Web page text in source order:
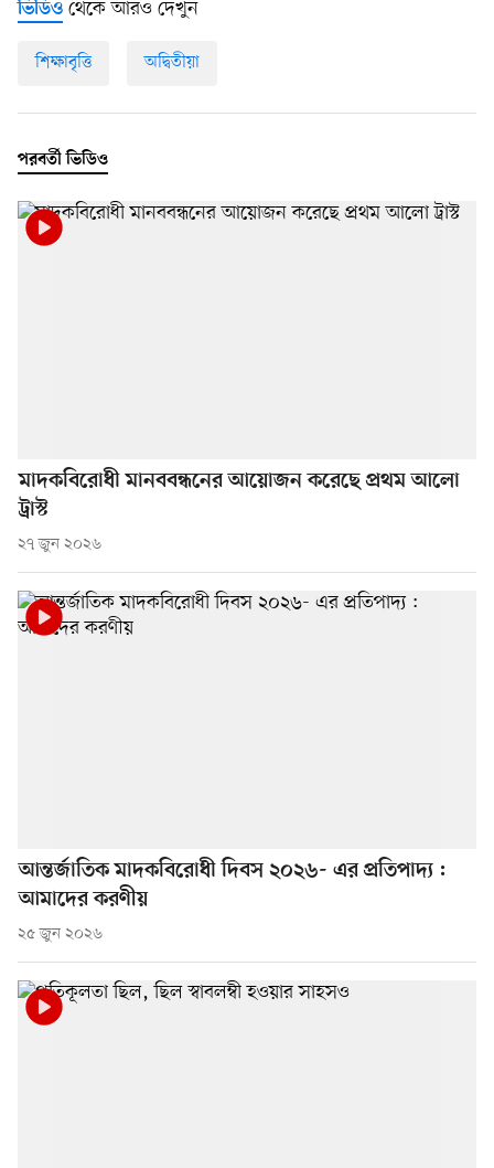
ভিডিও থেকে আরও দেখুন
শিক্ষাবৃত্তি অদ্বিতীয়া
পরবর্তী ভিডিও
মাদকবিরোধী মানববন্ধনের আয়োজন করেছে প্রথম আলো
ট্রাস্ট
২৭ জুন ২০২৬
আন্তর্জাতিক মাদকবিরোধী দিবস ২০২৬- এর প্রতিপাদ্য :
আমাদের করণীয়
২৫ জুন ২০২৬